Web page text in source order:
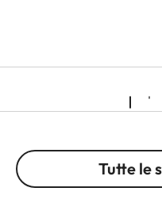
Tutte le